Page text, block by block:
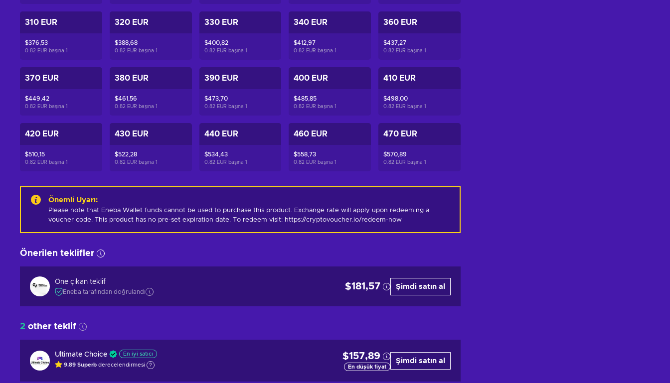
310 EUR
$376,53
0.82 EUR başına 1
320 EUR
$388,68
0.82 EUR başına 1
330 EUR
$400,82
0.82 EUR başına 1
340 EUR
$412,97
0.82 EUR başına1
360 EUR
$437,27
0.82 EUR başına1
370 EUR
$449,42
0.82 EUR başına 1
380 EUR
$461,56
0.82 EUR başına 1
390 EUR
$473,70
0.82 EUR başına 1
400 EUR
$485,85
0.82 EUR başına1
410 EUR
$498,00
0.82 EUR başına1
420 EUR
$510,15
0.82 EUR başına 1
430 EUR
$522,28
0.82 EUR başına 1
440 EUR
$534,43
0.82 EUR başına 1
460 EUR
$558,73
0.82 EUR başına1
470 EUR
$570,89
0.82 EUR başına1
Önemli Uyarı:
Please note that Eneba Wallet funds cannot be used to purchase this product. Exchange rate will apply upon redeeming a
voucher code. This product has no pre-set expiration date. To redeem visit: https://cryptovoucher.io/redeem-now
Önerilen teklifler
Öne çıkan teklif
Eneba tarafından doğrulandı
$181,57 Şimdi satın al
2 other teklif
Ultimate Choice En iyi satıcı
9.89 Superb derecelendirmesi
$157,89
En düşük fiyat
Şimdi satın al